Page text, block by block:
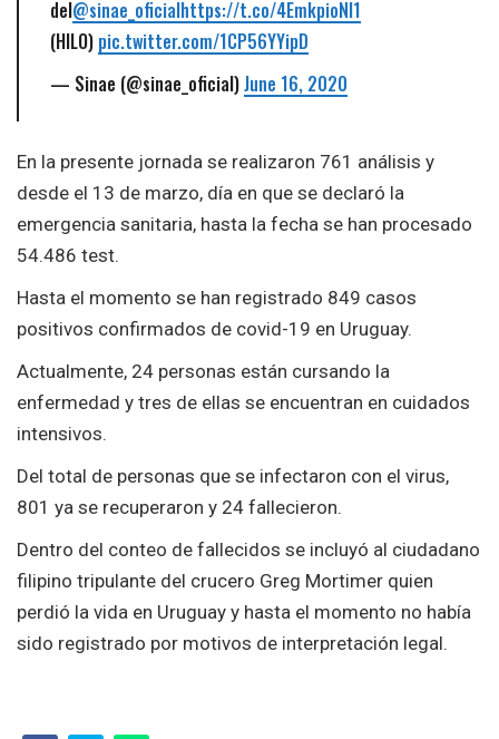
del@sinae_oficialhttps://t.co/4EmkpioNI1
(HILO) pic.twitter.com/1CP56YYipD
— Sinae (@sinae_oficial)June 16, 2020
En la presente jornada se realizaron 761 análisis y
desde el 13 de marzo, día en que se declaró la
emergencia sanitaria, hasta la fecha se han procesado
54.486 test.
Hasta el momento se han registrado 849 casos
positivos confirmados de covid-19 en Uruguay.
Actualmente, 24 personas están cursando la
enfermedad y tres de ellas se encuentran en cuidados
intensivos.
Del total de personas que se infectaron con el virus,
801 ya se recuperaron y 24 fallecieron.
Dentro del conteo de fallecidos se incluyó al ciudadano
filipino tripulante del crucero Greg Mortimer quien
perdió la vida en Uruguay y hasta el momento no había
sido registrado por motivos de interpretación legal.